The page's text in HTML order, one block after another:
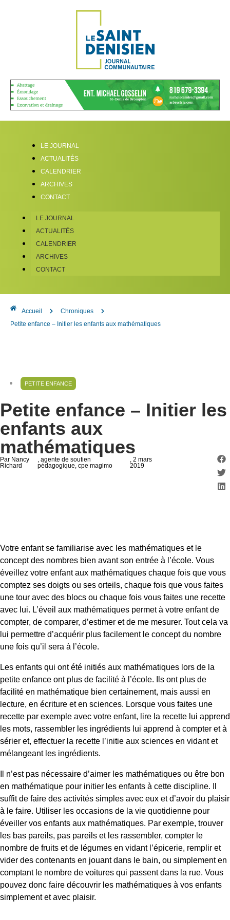
LE JOURNAL
ACTUALITÉS
CALENDRIER
ARCHIVES
CONTACT
LE JOURNAL
ACTUALITÉS
CALENDRIER
ARCHIVES
CONTACT
Accueil
Chroniques
Petite enfance – Initier les enfants aux mathématiques
PETITE ENFANCE
Petite enfance – Initier les
enfants aux
mathématiques
Par Nancy
Richard
, agente de soutien
pédagogique, cpe magimo
, 2 mars
2019
Votre enfant se familiarise avec les mathématiques et le
concept des nombres bien avant son entrée à l’école. Vous
éveillez votre enfant aux mathématiques chaque fois que vous
comptez ses doigts ou ses orteils, chaque fois que vous faites
une tour avec des blocs ou chaque fois vous faites une recette
avec lui. L’éveil aux mathématiques permet à votre enfant de
compter, de comparer, d’estimer et de me mesurer. Tout cela va
lui permettre d’acquérir plus facilement le concept du nombre
une fois qu’il sera à l’école.
Les enfants qui ont été initiés aux mathématiques lors de la
petite enfance ont plus de facilité à l’école. Ils ont plus de
facilité en mathématique bien certainement, mais aussi en
lecture, en écriture et en sciences. Lorsque vous faites une
recette par exemple avec votre enfant, lire la recette lui apprend
les mots, rassembler les ingrédients lui apprend à compter et à
sérier et, effectuer la recette l’initie aux sciences en vidant et
mélangeant les ingrédients.
Il n’est pas nécessaire d’aimer les mathématiques ou être bon
en mathématique pour initier les enfants à cette discipline. Il
suffit de faire des activités simples avec eux et d’avoir du plaisir
à le faire. Utiliser les occasions de la vie quotidienne pour
éveiller vos enfants aux mathématiques. Par exemple, trouver
les bas pareils, pas pareils et les rassembler, compter le
nombre de fruits et de légumes en vidant l’épicerie, remplir et
vider des contenants en jouant dans le bain, ou simplement en
comptant le nombre de voitures qui passent dans la rue. Vous
pouvez donc faire découvrir les mathématiques à vos enfants
simplement et avec plaisir.